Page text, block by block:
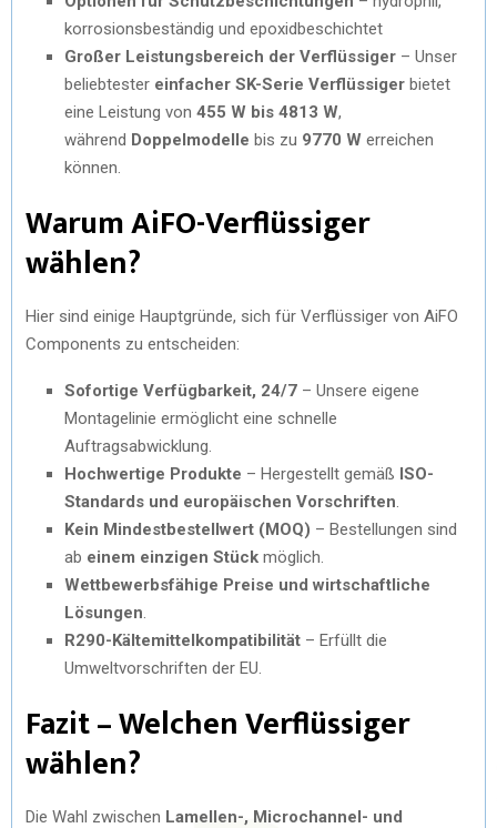
korrosionsbeständig und epoxidbeschichtet
Großer Leistungsbereich der Verflüssiger – Unser
beliebtester einfacher SK-Serie Verflüssiger bietet
eine Leistung von 455 W bis 4813 W,
während Doppelmodelle bis zu 9770 W erreichen
können.
Warum AiFO-Verflüssiger
wählen?
Hier sind einige Hauptgründe, sich für Verflüssiger von AiFO
Components zu entscheiden:
Sofortige Verfügbarkeit, 24/7 – Unsere eigene
Montagelinie ermöglicht eine schnelle
Auftragsabwicklung.
Hochwertige Produkte – Hergestellt gemäß ISO-
Standards und europäischen Vorschriften
Kein Mindestbestellwert (MOQ) – Bestellungen sind
ab einem einzigen Stück möglich.
Wettbewerbsfähige Preise und wirtschaftliche
Lösungen
R290-Kältemittelkompatibilität – Erfüllt die
Umweltvorschriften der EU.
Fazit – Welchen Verflüssiger
wählen?
Die Wahl zwischen Lamellen-, Microchannel- und